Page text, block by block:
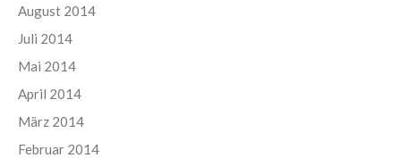
August 2014
Juli 2014
Mai 2014
April 2014
März 2014
Februar 2014